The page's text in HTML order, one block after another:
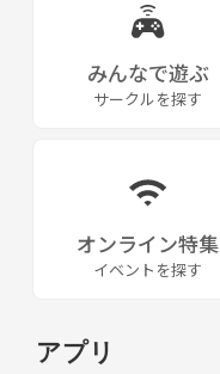
みんなで遊ぶ
サークルを探す
オンライン特集
イベントを探す
アプリ